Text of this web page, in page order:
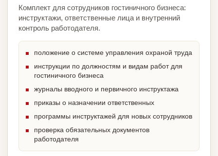
Комплект для сотрудников гостиничного бизнеса:
инструктажи, ответственные лица и внутренний
контроль работодателя.
положение о системе управления охраной труда
инструкции по должностям и видам работ для
гостиничного бизнеса
журналы вводного и первичного инструктажа
приказы о назначении ответственных
программы инструктажей для новых сотрудников
проверка обязательных документов
работодателя